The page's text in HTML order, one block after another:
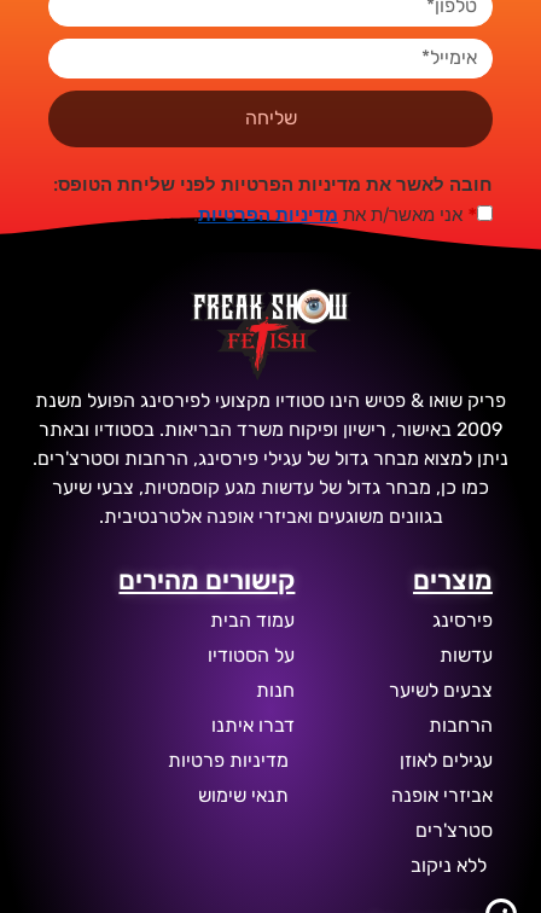
שליחה
חובה לאשר את מדיניות הפרטיות לפני שליחת הטופס:
* אני מאשר/ת את מדיניות הפרטיות.
פריק שואו & פטיש הינו סטודיו מקצועי לפירסינג הפועל משנת
2009 באישור, רישיון ופיקוח משרד הבריאות. בסטודיו ובאתר
ניתן למצוא מבחר גדול של עגילי פירסינג, הרחבות וסטרצ'רים.
כמו כן, מבחר גדול של עדשות מגע קוסמטיות, צבעי שיער
בגוונים משוגעים ואביזרי אופנה אלטרנטיבית.
מוצרים
פירסינג
עדשות
צבעים לשיער
הרחבות
עגילים לאוזן
אביזרי אופנה
סטרצ'רים
ללא ניקוב
קישורים מהירים
עמוד הבית
על הסטודיו
חנות
דברו איתנו
מדיניות פרטיות
תנאי שימוש